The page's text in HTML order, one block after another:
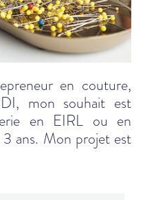
en couture,
mon souhait est
en EIRL ou en
ans. Mon projet est